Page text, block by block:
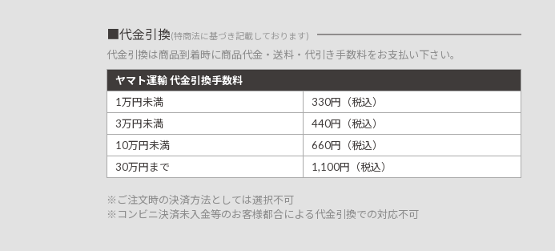
代金引換(特商法に基づき記載しております)
代金引換は商品到着時に商品代金・送料・代引き手数料をお支払い下さい。
ヤマト運輸 代金引換手数料
1万円未満
330円（税込）
3万円未満
440円（税込）
10万円未満
660円（税込）
30万円まで
1,100円（税込）
※ご注文時の決済方法としては選択不可
※コンビニ決済未入金等のお客様都合による代金引換での対応不可